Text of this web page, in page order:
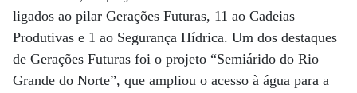
ligados ao pilar Gerações Futuras, 11 ao Cadeias
Produtivas e 1 ao Segurança Hídrica. Um dos destaques
de Gerações Futuras foi o projeto “Semiárido do Rio
Grande do Norte”, que ampliou o acesso à água para a